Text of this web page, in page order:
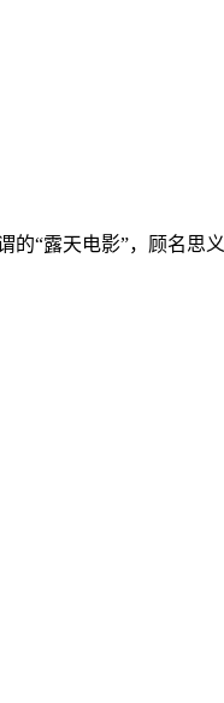
的“露天电影”，顾名思义